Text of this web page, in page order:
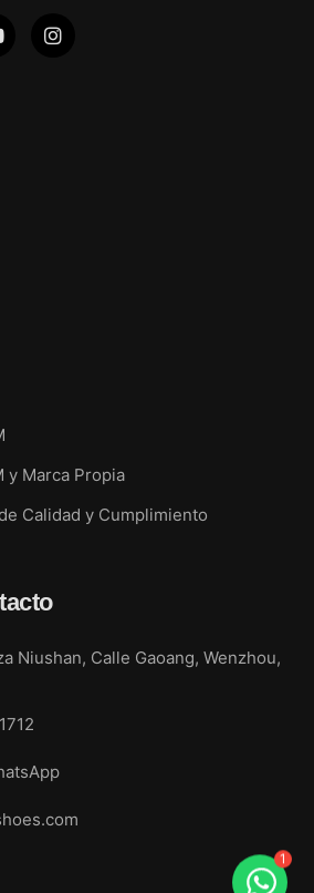
y Marca Propia
Calidad y Cumplimiento
Niushan, Calle Gaoang, Wenzhou,
1